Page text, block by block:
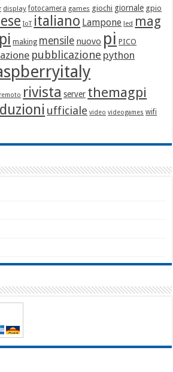
display fotocamera games giochi giornale gpio
IoT italiano Lampone led mag
making mensile nuovo pi PICO
pubblicazione python
remoto rivista server themagpi
ufficiale video videogames wifi